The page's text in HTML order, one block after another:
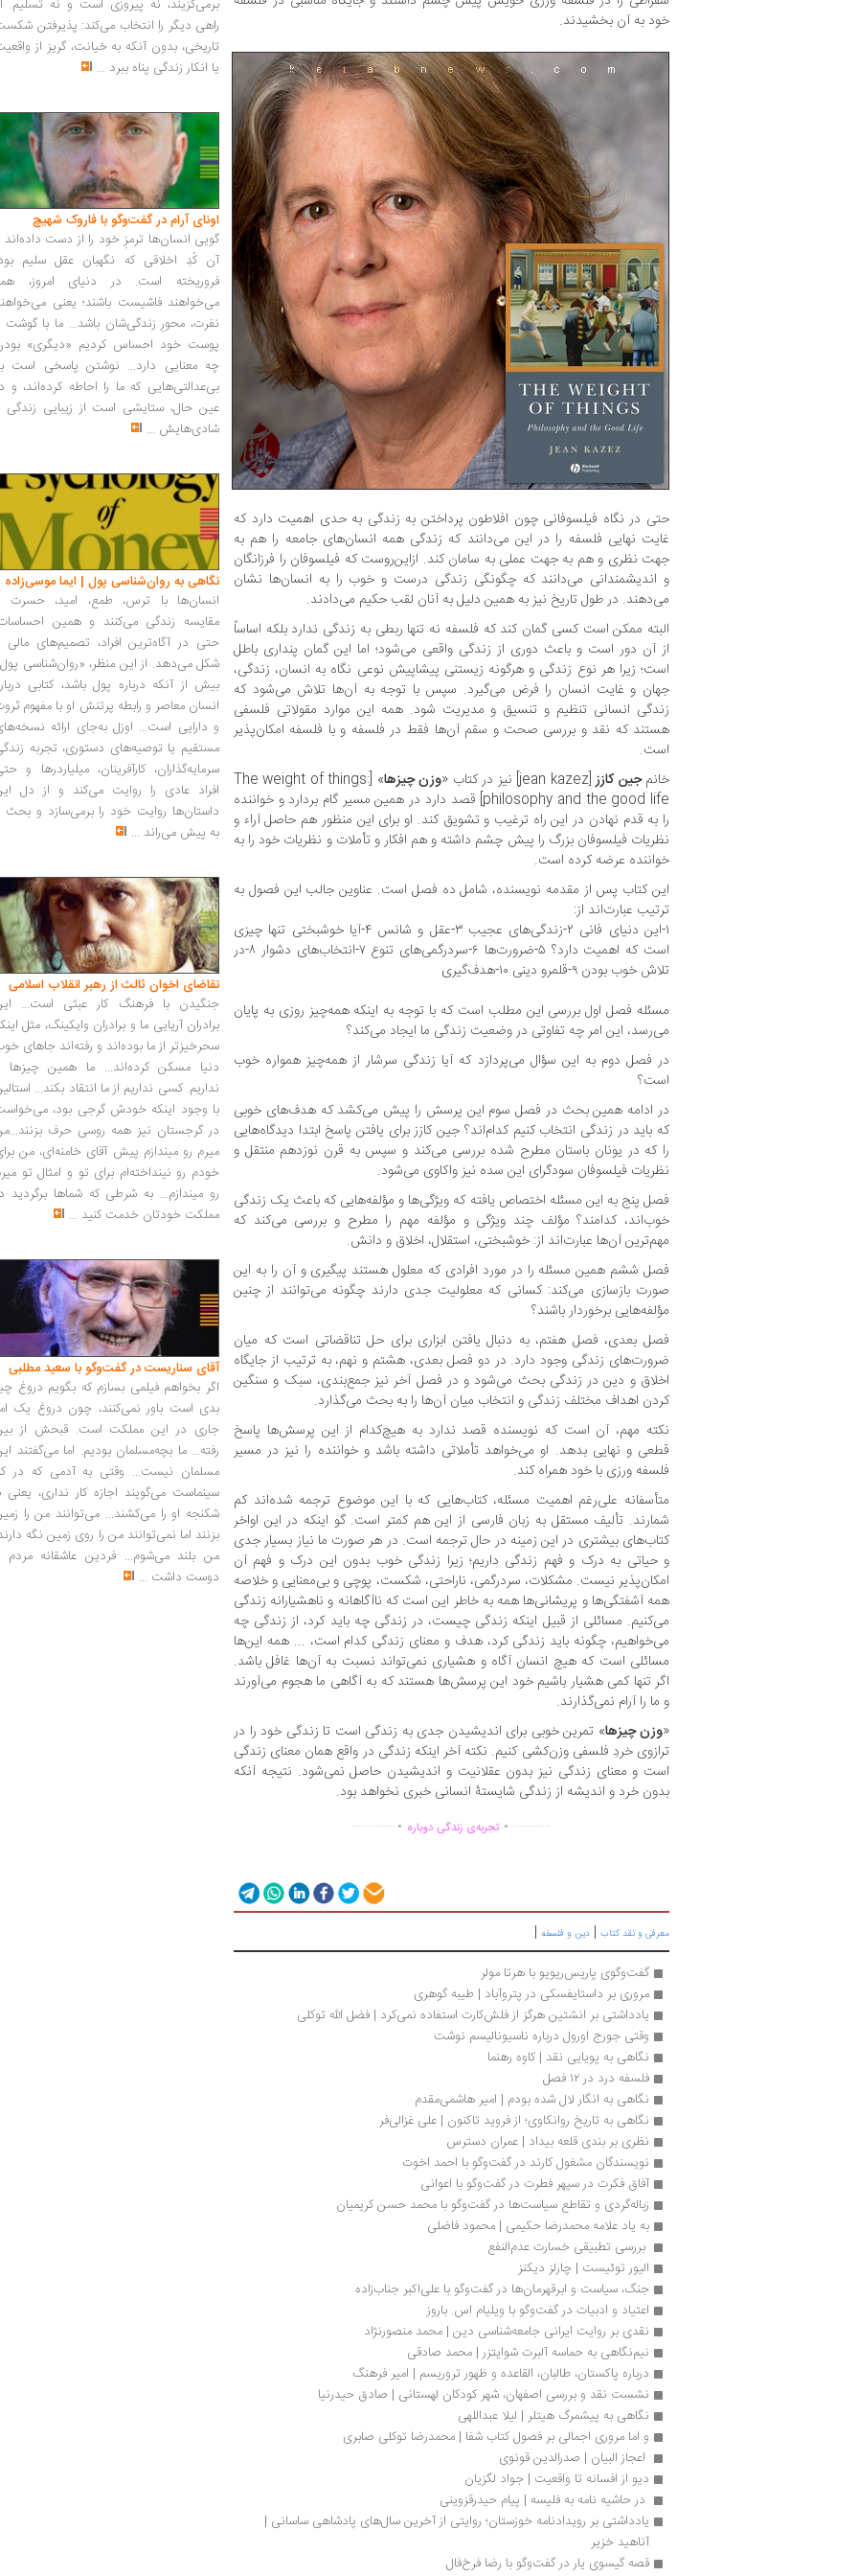
خود به آن بخشیدند.
حتی در نگاه فیلسوفانی چون افلاطون پرداختن به زندگی به حدی اهمیت دارد که
غایت نهایی فلسفه را در این می‌دانند که زندگی همه انسان‌های جامعه را هم به
جهت نظری و هم به جهت عملی به سامان کند. ازاین‌روست که فیلسوفان را فرزانگان
و اندیشمندانی می‌دانند که چگونگی زندگی درست و خوب را به انسان‌ها نشان
می‌دهند. در طول تاريخ نیز به همين دليل به آنان لقب حکيم می‌دادند.
البته ممکن است کسی گمان کند که فلسفه نه تنها ربطی به زندگی ندارد بلکه اساساً
از آن دور است و باعث دوری از زندگی واقعی می‌شود؛ اما این گمان پنداری باطل
است؛ زیرا هر نوع زندگی و هرگونه زیستنی پیشاپیش نوعی نگاه به انسان، زندگی،
جهان و غایت انسان را فرض می‌گیرد. سپس با توجه به آن‌ها تلاش می‌شود که
زندگی انسانی تنظیم و تنسیق و مدیریت شود. همه این موارد مقولاتی فلسفی
هستند که نقد و بررسی صحت و سقم آن‌ها فقط در فلسفه و با فلسفه امکان‌پذیر
است.
خانمجین کازز[jean kazez] نیز در کتاب « وزن چیزها
» [The weight of things:
philosophy and the good life] قصد دارد در همین مسیر گام بردارد و خواننده
را به قدم نهادن در این راه ترغیب و تشویق کند. او برای این منظور هم حاصل آراء و
نظریات فیلسوفان بزرگ را پیش چشم داشته و هم افکار و تأملات و نظریات خود را به
خواننده عرضه کرده است.
این کتاب پس از مقدمه نویسنده، شامل ده فصل است. عناوین جالب این فصول به
ترتیب عبارت‌اند از:
۱-این دنیای فانی ۲-زندگی‌های عجیب ۳-عقل و شانس ۴-آیا خوشبختی تنها چیزی
است که اهمیت دارد؟ ۵-ضرورت‌ها ۶-سردرگمی‌های تنوع ۷-انتخاب‌های دشوار ۸-در
تلاش خوب بودن ۹-قلمرو دینی ۱۰-هدف‌گیری
مسئله فصل اول بررسی این مطلب است که با توجه به اینکه همه‌چیز روزی به پایان
می‌رسد، این امر چه تفاوتی در وضعیت زندگی ما ایجاد می‌کند؟
در فصل دوم به این سؤال می‌پردازد که آیا زندگی سرشار از همه‌چیز همواره خوب
است؟
در ادامه همین بحث در فصل سوم این پرسش را پیش می‌کشد که هدف‌های خوبی
که باید در زندگی انتخاب کنیم کدام‌اند؟ جین کازز برای یافتن پاسخ ابتدا دیدگاه‌هایی
را که در یونان باستان مطرح شده بررسی می‌کند و سپس به قرن نوزدهم منتقل و
نظریات فیلسوفان سودگرای این سده نیز واکاوی می‌شود.
فصل پنج به این مسئله اختصاص یافته که ویژگی‌ها و مؤلفه‌هایی که باعث یک زندگی
خوب‌اند، کدامند؟ مؤلف چند ویژگی و مؤلفه مهم را مطرح و بررسی می‌کند که
مهم‌ترین آن‌ها عبارت‌اند از: خوشبختی، استقلال، اخلاق و دانش.
فصل ششم همین مسئله را در مورد افرادی که معلول هستند پیگیری و آن را به این
صورت بازسازی می‌کند: کسانی که معلولیت جدی دارند چگونه می‌توانند از چنین
مؤلفه‌هایی برخوردار باشند؟
فصل بعدی، فصل هفتم، به دنبال یافتن ابزاری برای حل تناقضاتی است که میان
ضرورت‌های زندگی وجود دارد. در دو فصل بعدی، هشتم و نهم، به ترتیب از جایگاه
اخلاق و دین در زندگی بحث می‌شود و در فصل آخر نیز جمع‌بندی، سبک و سنگین
کردن اهداف مختلف زندگی و انتخاب میان آن‌ها را به بحث می‌گذارد.
نکته مهم، آن است که نویسنده قصد ندارد به هیچ‌کدام از این پرسش‌ها پاسخ
قطعی و نهایی بدهد. او می‌خواهد تأملاتی داشته باشد و خواننده را نیز در مسیر
فلسفه ورزی با خود همراه کند.
متأسفانه علی‌رغم اهمیت مسئله، کتاب‌هایی که با این موضوع ترجمه شده‌اند کم
شمارند. تألیف مستقل به زبان فارسی از این هم کمتر است. گو اینکه در این اواخر
کتاب‌های بیشتری در این زمینه در حال ترجمه است. در هر صورت ما نیاز بسیار جدی
و حیاتی به درک و فهم زندگی داریم؛ زیرا زندگی خوب بدون این درک و فهم آن
امکان‌پذیر نیست. مشکلات، سردرگمی، ناراحتی، شکست، پوچی و بی‌معنایی و خلاصه
همه آشفتگی‌ها و پریشانی‌ها همه به خاطر این است که ناآگاهانه و ناهشیارانه زندگی
می‌کنیم. مسائلی از قبیل اینکه زندگی چیست، در زندگی چه باید کرد، از زندگی چه
می‌خواهیم، چگونه باید زندگی کرد، هدف و معنای زندگی کدام است، ... همه این‌ها
مسائلی است که هیچ انسان آگاه و هشیاری نمی‌تواند نسبت به آن‌ها غافل باشد.
اگر تنها کمی هشیار باشیم خود این پرسش‌ها هستند که به آگاهی ما هجوم می‌آورند
و ما را آرام نمی‌گذارند.
«وزن چیزها» تمرین خوبی برای اندیشیدن جدی به زندگی است تا زندگی خود را در
ترازوی خردِ فلسفی وزن‌کشی کنیم. نکته آخر اینکه زندگی در واقع همان معنای زندگی
است و معنای زندگی نیز بدون عقلانیت و اندیشیدن حاصل نمی‌شود. نتیجه آنکه
بدون خرد و اندیشه از زندگی شایستۀ انسانی خبری نخواهد بود.
............... . تجربه‌ی زندگی دوباره . ..............
معرفی و نقد کتاب | دین و فلسفه |
گفت‌وگوی پاریس‌ریویو با هرتا مولر
مروری بر داستایفسکی در پتروآباد | طیبه گوهری
یادداشتی بر انشتین هرگز از فلش‌کارت استفاده نمی‌کرد | فضل الله توکلی
وقتی جورج اورول درباره ناسیونالیسم نوشت
نگاهی به پویایی نقد | کاوه رهنما
فلسفه درد در ۱۲ فصل
نگاهی به انگار لال شده بودم | امیر هاشمی‌مقدم
نگاهی به تاریخ روانکاوی؛ از فروید تاکنون | علی غزالی‌فر
نظری بر بندی قلعه بیداد | عمران دسترس
نویسندگان مشغول کارند در گفت‌وگو با احمد اخوت
آفاق فکرت در سپهر فطرت در گفت‌وگو با اعوانی
زباله‌گردی و تقاطع سیاست‌ها در گفت‌وگو با محمد حسن کریمیان
به یاد علامه محمدرضا حکیمی | محمود فاضلی
بررسی تطبیقی خسارت عدم‌النفع
الیور توئیست | چارلز دیکنز
جنگ، سیاست و ابرقهرمان‌ها در گفت‌وگو با علی‌اکبر جناب‌زاده
اعتیاد و ادبیات در گفت‌وگو با ویلیام اس. باروز
نقدی بر روایت ایرانی جامعه‌شناسی دین | محمد منصورنژاد
نیم‌نگاهی به حماسه آلبرت شوایتزر | محمد صادقی
درباره پاکستان، طالبان، القاعده و ظهور تروریسم | امیر فرهنگ
نشست نقد و بررسی اصفهان، شهر کودکان لهستانی | صادق حیدرنیا
نگاهی به پیشمرگ هیتلر | لیلا عبداللهی
و اما مروری اجمالی بر فصول کتاب شفا | محمدرضا توکلی صابری
اعجاز البیان | صدرالدین قونوی
دیو از افسانه تا واقعیت | جواد لگزیان
در حاشیه نامه به فلیسه | پیام حیدرقزوینی
آناهید خزیر
قصه گیسوی یار در گفت‌وگو با رضا فرخ‌فال
برمی‌گزیند، نه پیروزی است و نه تسلیم.
راهی دیگر را انتخاب می‌کند: پذیرفتن
تاریخی، بدون آنکه به خیانت، گریز از
یا انکار زندگی پناه ببرد ...
اونای آرام در گفت‌وگو با فاروک شهیچ‭
گویی انسان‌ها ترمزِ خود را از دست داده‌اند
آن کُدِ اخلاقی که نگهبان عقل سلیم
فروریخته است. در دنیای امروز،
می‌خواهند فاشیست باشند؛ یعنی
نفرت، محورِ زندگی‌شان باشد... ما با گوشت
پوست خود احساس کردیم «دیگری»
چه معنایی دارد... نوشتن پاسخی است
بی‌عدالتی‌هایی که ما را احاطه کرده‌اند، و
عین حال، ستایشی است از زیبایی زندگی
شادی‌هایش ...
نگاهی به روان‌شناسی پول | ایما موسی‌زاده
انسان‌ها با ترس، طمع، امید، حسرت
مقایسه زندگی می‌کنند و همین
حتی در آگاه‌ترین افراد، تصمیم‌های مالی
شکل می‌دهد. از این منظر، «روان‌شناسی
بیش از آنکه درباره پول باشد، کتابی
انسان معاصر و رابطه پرتنش او با مفهوم
و دارایی است... اوزل به‌جای ارائه
مستقیم یا توصیه‌های دستوری، تجربه
سرمایه‌گذاران، کارآفرینان، میلیاردرها و
افراد عادی را روایت می‌کند و از دل
داستان‌ها روایت خود را برمی‌سازد و بحث
به پیش می‌راند ...
تقاضای اخوان ثالث از رهبر انقلاب اسلامی
جنگیدن با فرهنگ کار عبثی است...
برادران آریایی ما و برادران وایکینگ، مثل
سحرخیزتر از ما بوده‌اند و رفته‌اند جاهای
دنیا مسکن کرده‌اند... ما همین چیزها
نداریم. کسی نداریم از ما انتقاد بکند...
با وجود اینکه خودش گرجی بود،
در گرجستان نیز همه روسی حرف
میرم رو میندازم پیش آقای خامنه‌ای، من
خودم رو نینداخته‌ام برای تو و امثال تو
رو میندازم... به شرطی که شماها برگردید
مملکت خودتان خدمت کنید ...
آقای سناریست در گفت‌وگو با سعید مطلبی
اگر بخواهم فیلمی بسازم که بگویم دروغ
بدی است باور نمی‌کنند، چون دروغ یک
جاری در این مملکت است. قبحش از
رفته... ما بچه‌مسلمان بودیم. اما می‌گفتند
مسلمان نیست... وقتی به آدمی که در
سینماست می‌گویند اجازه کار نداری، یعنی
شکنجه او را می‌کشند... می‌توانند من را
بزنند اما نمی‌توانند من را روی زمین نگه
من بلند می‌شوم... فردین عاشقانه مردم
دوست داشت ...